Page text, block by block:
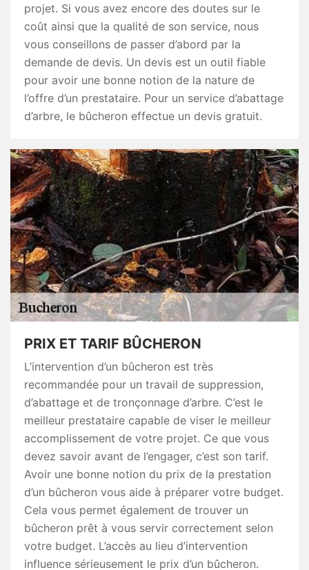
projet. Si vous avez encore des doutes sur le
coût ainsi que la qualité de son service, nous
vous conseillons de passer d’abord par la
demande de devis. Un devis est un outil fiable
pour avoir une bonne notion de la nature de
l’offre d’un prestataire. Pour un service d’abattage
d’arbre, le bûcheron effectue un devis gratuit.
PRIX ET TARIF BÛCHERON
L’intervention d’un bûcheron est très
recommandée pour un travail de suppression,
d’abattage et de tronçonnage d’arbre. C’est le
meilleur prestataire capable de viser le meilleur
accomplissement de votre projet. Ce que vous
devez savoir avant de l’engager, c’est son tarif.
Avoir une bonne notion du prix de la prestation
d’un bûcheron vous aide à préparer votre budget.
Cela vous permet également de trouver un
bûcheron prêt à vous servir correctement selon
votre budget. L’accès au lieu d’intervention
influence sérieusement le prix d’un bûcheron.